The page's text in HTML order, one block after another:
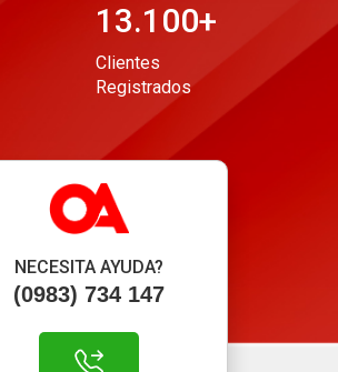
13.100+
Clientes
Registrados
NECESITA AYUDA?
(0983) 734 147